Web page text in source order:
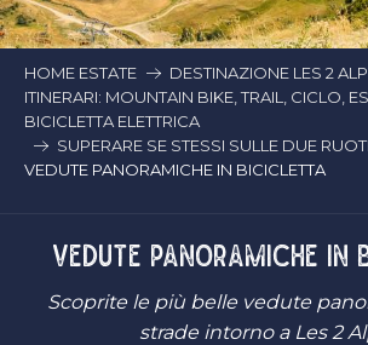
HOME ESTATE
DESTINAZIONE LES 2
ITINERARI: MOUNTAIN BIKE, TRAIL, CICLO,
BICICLETTA ELETTRICA
SUPERARE SE STESSI SULLE DUE
VEDUTE PANORAMICHE IN BICICLETTA
VEDUTE PANORAMICHE IN
Scoprite le più belle vedute
strade intorno a Les 2